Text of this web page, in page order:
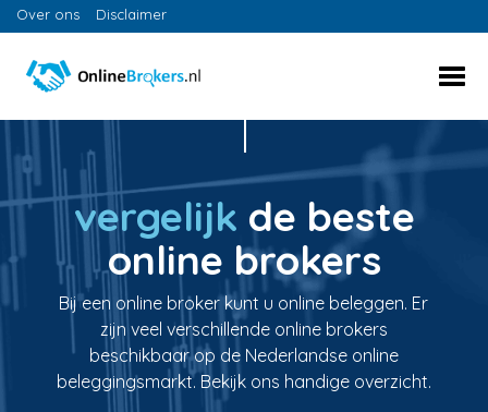
Over ons Disclaimer
vergelijk de beste
online brokers
Bij een online broker kunt u online beleggen. Er
zijn veel verschillende online brokers
beschikbaar op de Nederlandse online
beleggingsmarkt. Bekijk ons handige overzicht.